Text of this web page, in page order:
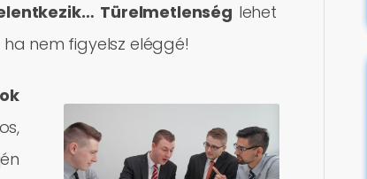
Türelmetlenség lehet
nem figyelsz eléggé!